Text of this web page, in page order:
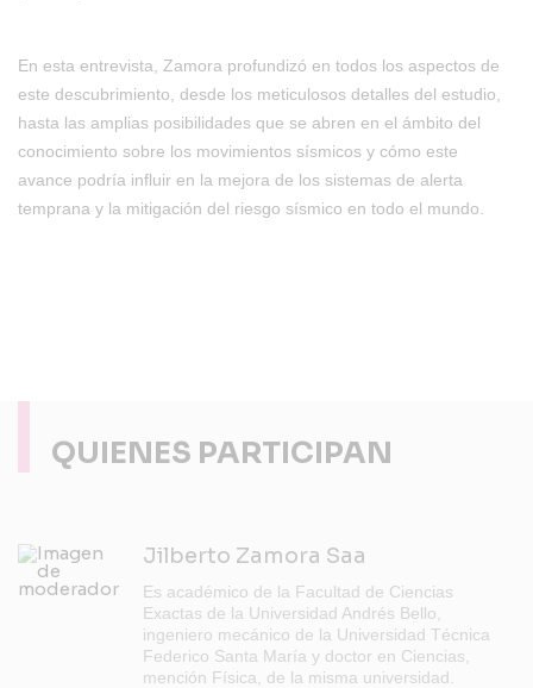
En esta entrevista, Zamora profundizó en todos los aspectos de
este descubrimiento, desde los meticulosos detalles del estudio,
hasta las amplias posibilidades que se abren en el ámbito del
conocimiento sobre los movimientos sísmicos y cómo este
avance podría influir en la mejora de los sistemas de alerta
temprana y la mitigación del riesgo sísmico en todo el mundo.
QUIENES PARTICIPAN
Jilberto Zamora Saa
Es académico de la Facultad de Ciencias
Exactas de la Universidad Andrés Bello,
ingeniero mecánico de la Universidad Técnica
Federico Santa María y doctor en Ciencias,
mención Física, de la misma universidad.